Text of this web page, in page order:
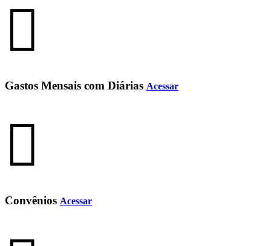
Gastos Mensais com Diárias Acessar
Convênios Acessar